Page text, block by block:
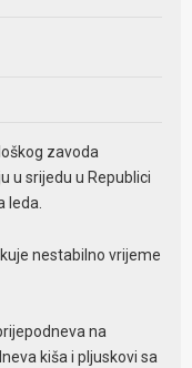
zavoda
u srijedu u Republici
leda.
nestabilno vrijeme
na
kiša i pljuskovi sa